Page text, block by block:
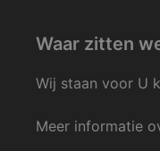
Waar zitten
Wij staan voor U
Meer informatie